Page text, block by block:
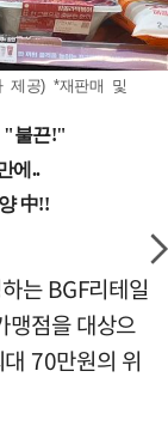
제공) *재판매 및
는 BGF리테일
맹점을 대상으
70만원의 위